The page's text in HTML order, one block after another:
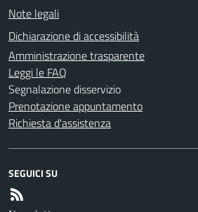
Note legali
Dichiarazione di accessibilità
Amministrazione trasparente
Leggi le FAQ
Segnalazione disservizio
Prenotazione appuntamento
Richiesta d'assistenza
SEGUICI SU